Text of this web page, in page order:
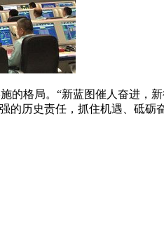
的格局。“新蓝图催人奋进，
的历史责任，抓住机遇、砥砺